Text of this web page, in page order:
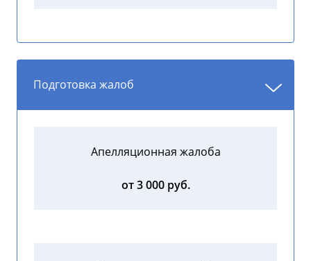
Подготовка жалоб
Апелляционная жалоба
от 3 000 руб.